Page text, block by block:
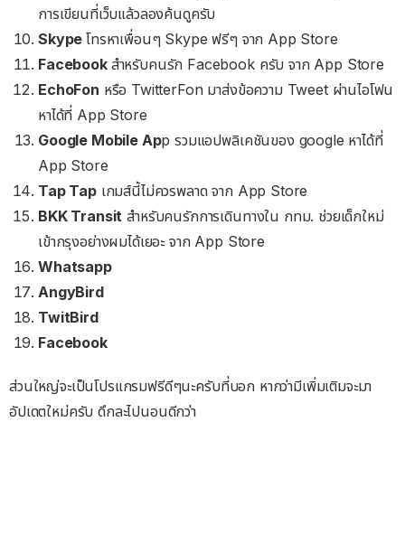
การเขียนที่เว็บแล้วลองค้นดูครับ
Skypeโทรหาเพื่อนๆ Skype ฟรีๆ จาก App Store
Facebook สำหรับคนรัก Facebook ครับ จาก App Store
EchoFon หรือ TwitterFon มาส่งข้อความ Tweet ผ่านไอโฟน
หาได้ที่ App Store
Google Mobile App รวมแอปพลิเคชันของ google หาได้ที่
App Store
Tap Tapเกมส์นี้ไม่ควรพลาด จาก App Store
BKK Transit สำหรับคนรักการเดินทางใน กทม. ช่วยเด็กใหม่
เข้ากรุงอย่างผมได้เยอะ จาก App Store
Whatsapp
AngyBird
TwitBird
Facebook
ส่วนใหญ่จะเป็นโปรแกรมฟรีดีๆนะครับที่บอก หากว่ามีเพิ่มเติมจะมา
อัปเดตใหม่ครับ ดึกละไปนอนดีกว่า